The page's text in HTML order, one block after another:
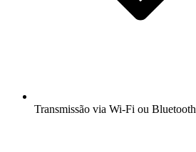
Transmissão via Wi-Fi ou Bluetooth